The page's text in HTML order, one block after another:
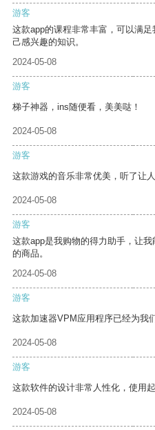
游客
这款app的课程非常丰富，可以满
己感兴趣的知识。
2024-05-08
游客
梯子神器，ins随便看，美美哒！
2024-05-08
游客
这款游戏的音乐非常优美，听了让人
2024-05-08
游客
这款app是我购物的得力助手，让
的商品。
2024-05-08
游客
这款加速器VPM应用程序已经为我
2024-05-08
游客
这款软件的设计非常人性化，使用起
2024-05-08